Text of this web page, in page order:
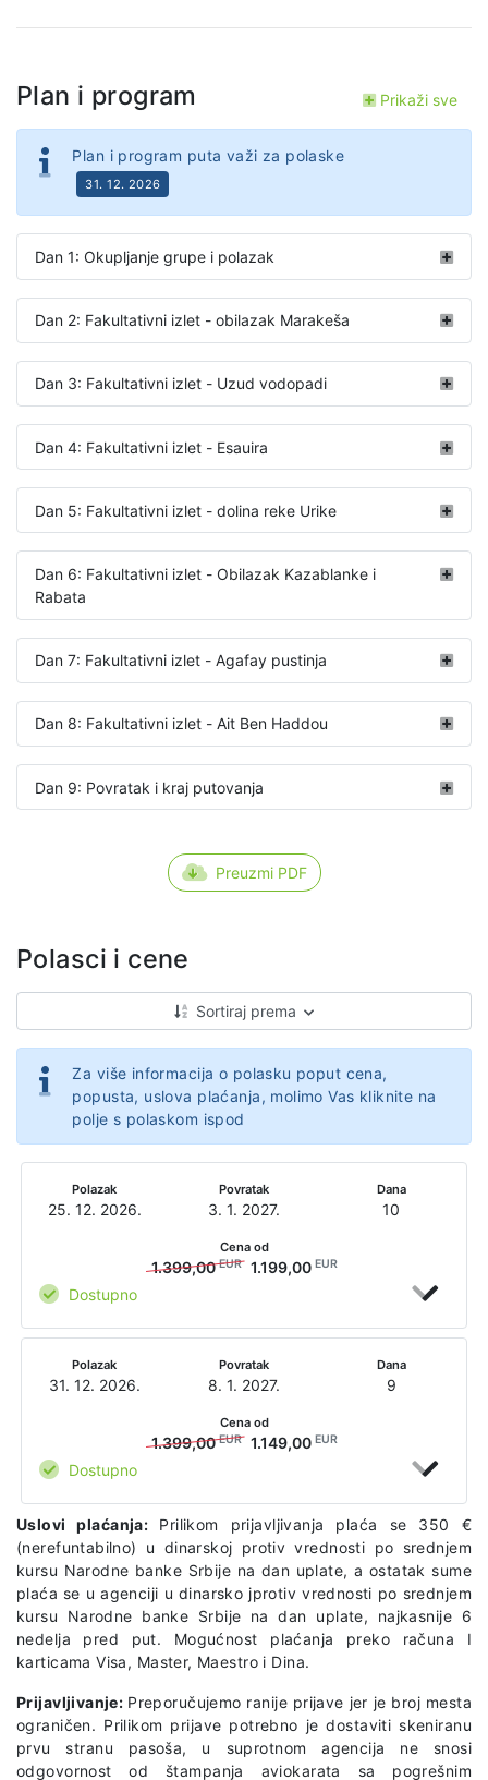
Plan i program Prikaži sve
Plan i program puta važi za polaske
31. 12. 2026
Dan 1: Okupljanje grupe i polazak
Dan 2: Fakultativni izlet - obilazak Marakeša
Dan 3: Fakultativni izlet - Uzud vodopadi
Dan 4: Fakultativni izlet - Esauira
Dan 5: Fakultativni izlet - dolina reke Urike
Dan 6: Fakultativni izlet - Obilazak Kazablanke i
Rabata
Dan 7: Fakultativni izlet - Agafay pustinja
Dan 8: Fakultativni izlet - Ait Ben Haddou
Dan 9: Povratak i kraj putovanja
Preuzmi PDF
Polasci i cene
Sortiraj prema
Za više informacija o polasku poput cena,
popusta, uslova plaćanja, molimo Vas kliknite na
polje s polaskom ispod
Polazak
25. 12. 2026.
Povratak
3. 1. 2027.
Dana
10
Dostupno
Cena od
1.399,00EUR 1.199,00 EUR
Polazak
31. 12. 2026.
Povratak
8. 1. 2027.
Dana
9
Dostupno
Cena od
1.399,00EUR 1.149,00 EUR
Uslovi plaćanja: Prilikom prijavljivanja plaća se 350 €
(nerefuntabilno) u dinarskoj protiv vrednosti po srednjem
kursu Narodne banke Srbije na dan uplate, a ostatak sume
plaća se u agenciji u dinarsko jprotiv vrednosti po srednjem
kursu Narodne banke Srbije na dan uplate, najkasnije 6
nedelja pred put. Mogućnost plaćanja preko računa I
karticama Visa, Master, Maestro i Dina.
Prijavljivanje: Preporučujemo ranije prijave jer je broj mesta
ograničen. Prilikom prijave potrebno je dostaviti skeniranu
prvu stranu pasoša, u suprotnom agencija ne snosi
odgovornost od štampanja aviokarata sa pogrešnim